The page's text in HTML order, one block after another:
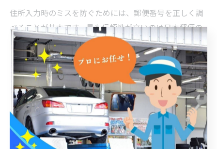
住所入力時のミスを防ぐためには、郵便番号を正しく調
べることが基本です。最も信頼性が高いのは日本郵便の
公式サイトでの検索です。「うきは市吉井町生葉」と入
力すれば、公式な郵便番号「839-1333」がすぐに確認で
きます。これにより、表記ゆれや旧町名の混乱を避ける
ことができます。
また、スマートフォンやパソコンで住所入力支援機能を
活用するのも有効です。郵便番号入力で自動的に住所が
補完されるサービスを使えば、入力ミスのリスクを大幅